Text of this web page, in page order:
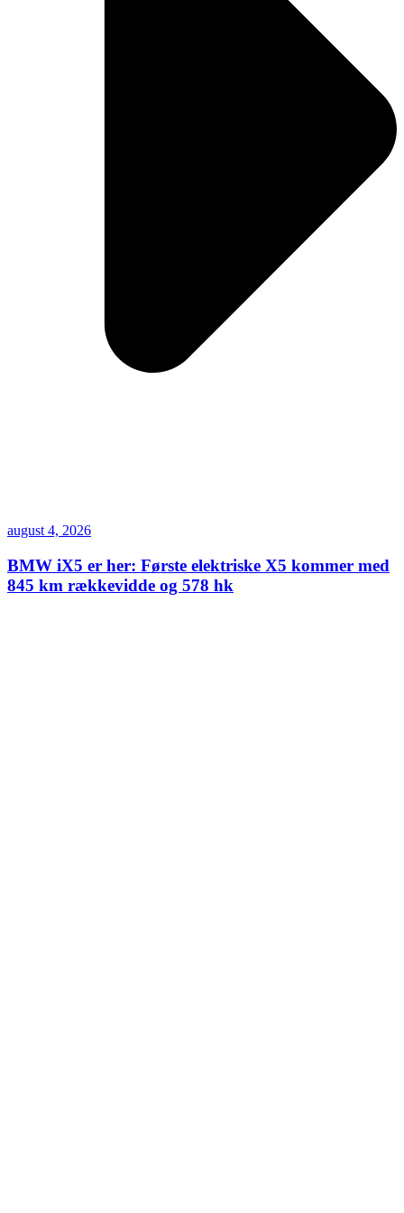
august 4, 2026
BMW iX5 er her: Første elektriske X5 kommer med
845 km rækkevidde og 578 hk